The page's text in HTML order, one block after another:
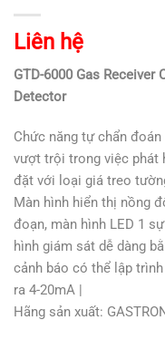
Liên hệ
GTD-6000 Gas Receiver
Detector
Chức năng tự chẩn
vượt trội trong việc phát
đặt với loại giá treo
Màn hình hiển thị nồng
đoạn, màn hình LED 1
hình giám sát dễ dàng
cảnh báo có thể lập
ra 4-20mA |
Hãng sản xuất: